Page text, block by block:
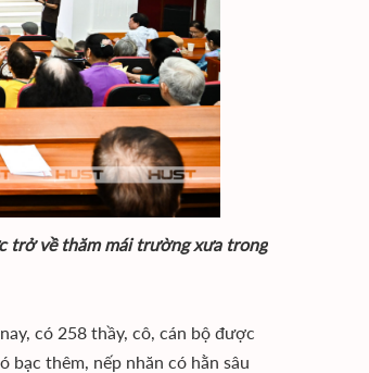
trở về thăm mái trường xưa trong
có 258 thầy, cô, cán bộ được
thêm, nếp nhăn có hằn sâu